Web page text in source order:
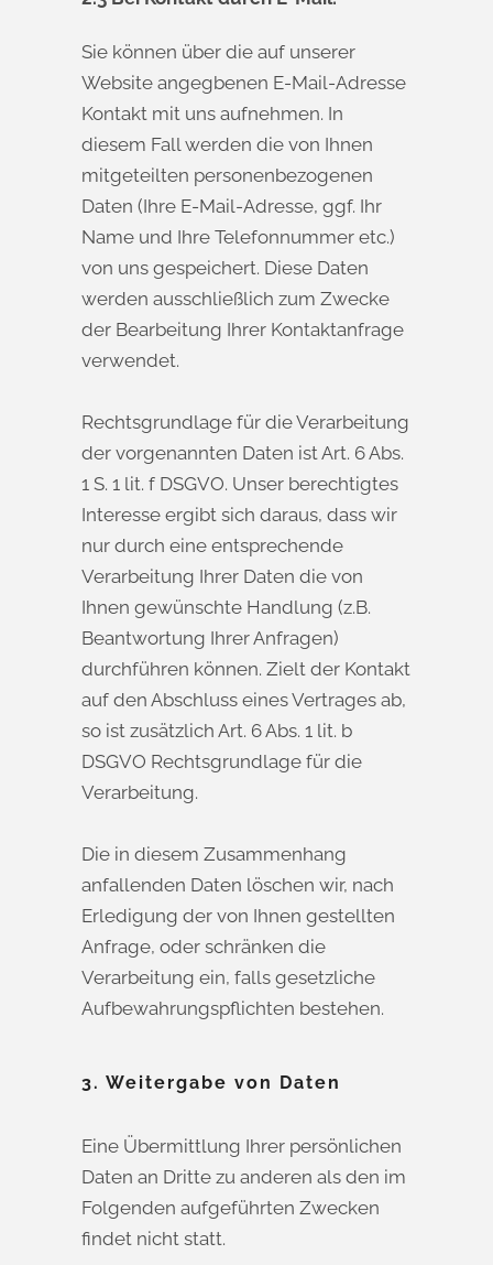
Sie können über die auf unserer
Website angegbenen E-Mail-Adresse
Kontakt mit uns aufnehmen. In
diesem Fall werden die von Ihnen
mitgeteilten personenbezogenen
Daten (Ihre E-Mail-Adresse, ggf. Ihr
Name und Ihre Telefonnummer etc.)
von uns gespeichert. Diese Daten
werden ausschließlich zum Zwecke
der Bearbeitung Ihrer Kontaktanfrage
verwendet.
Rechtsgrundlage für die Verarbeitung
der vorgenannten Daten ist Art. 6 Abs.
1 S. 1 lit. f DSGVO. Unser berechtigtes
Interesse ergibt sich daraus, dass wir
nur durch eine entsprechende
Verarbeitung Ihrer Daten die von
Ihnen gewünschte Handlung (z.B.
Beantwortung Ihrer Anfragen)
durchführen können. Zielt der Kontakt
auf den Abschluss eines Vertrages ab,
so ist zusätzlich Art. 6 Abs. 1 lit. b
DSGVO Rechtsgrundlage für die
Verarbeitung.
Die in diesem Zusammenhang
anfallenden Daten löschen wir, nach
Erledigung der von Ihnen gestellten
Anfrage, oder schränken die
Verarbeitung ein, falls gesetzliche
Aufbewahrungspflichten bestehen.
3. Weitergabe von Daten
Eine Übermittlung Ihrer persönlichen
Daten an Dritte zu anderen als den im
Folgenden aufgeführten Zwecken
findet nicht statt.